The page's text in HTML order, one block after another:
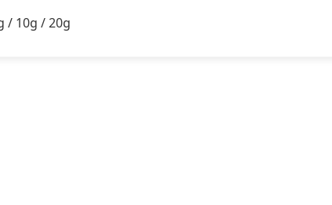
/ 10g / 20g